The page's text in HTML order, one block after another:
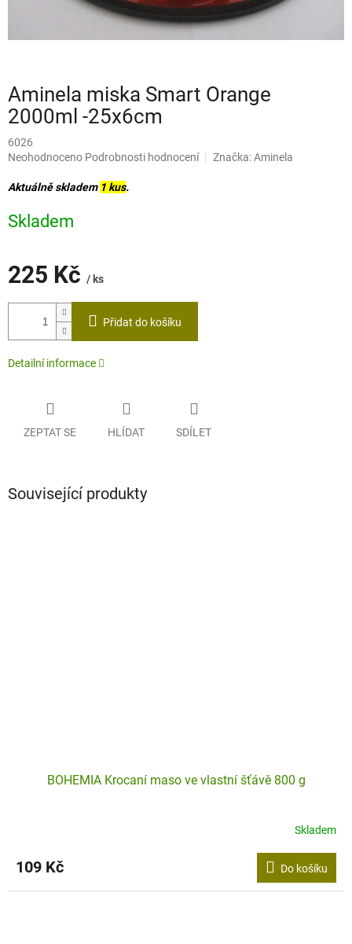
Aminela miska Smart Orange
2000ml -25x6cm
6026
Průměrné
produktu
0,0
z
Neohodnoceno Podrobnosti hodnocení Značka:Aminela
Aktuálně skladem 1 kus.
Skladem
225 Kč / ks
Měrná
Přidat do košíku
Detailní informace
ZEPTAT SE HLÍDAT SDÍLET
Související produkty
BOHEMIA Krocaní maso ve vlastní šťávě 800 g
Skladem
109 Kč Do košíku